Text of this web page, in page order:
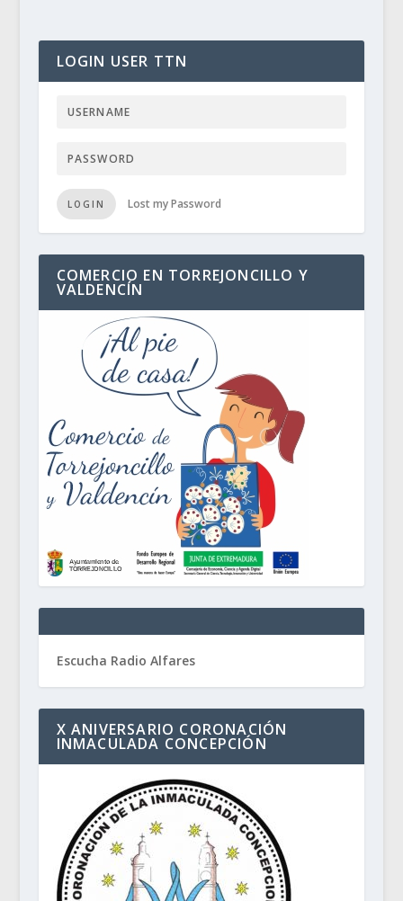
LOGIN USER TTN
LOGIN Lost my Password
COMERCIO EN TORREJONCILLO Y
VALDENCÍN
Escucha Radio Alfares
X ANIVERSARIO CORONACIÓN
INMACULADA CONCEPCIÓN